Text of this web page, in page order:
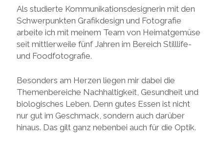
Als studierte Kommunikationsdesignerin mit den
Schwerpunkten Grafikdesign und Fotografie
arbeite ich mit meinem Team von Heimatgemüse
seit mittlerweile fünf Jahren im Bereich Stilllife-
und Foodfotografie.
Besonders am Herzen liegen mir dabei die
Themenbereiche Nachhaltigkeit, Gesundheit und
biologisches Leben. Denn gutes Essen ist nicht
nur gut im Geschmack, sondern auch darüber
hinaus. Das gilt ganz nebenbei auch für die Optik.